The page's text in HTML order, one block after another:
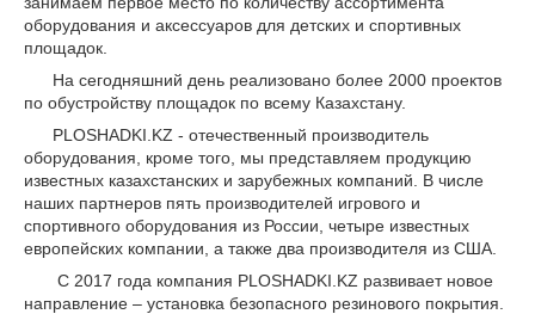
оборудования и аксессуаров для детских и спортивных
площадок.
На сегодняшний день реализовано более 2000 проектов
по обустройству площадок по всему Казахстану.
PLOSHADKI.KZ - отечественный производитель
оборудования, кроме того, мы представляем продукцию
известных казахстанских и зарубежных компаний. В числе
наших партнеров пять производителей игрового и
спортивного оборудования из России, четыре известных
европейских компании, а также два производителя из США.
С 2017 года компания PLOSHADKI.KZ развивает новое
направление – установка безопасного резинового покрытия.